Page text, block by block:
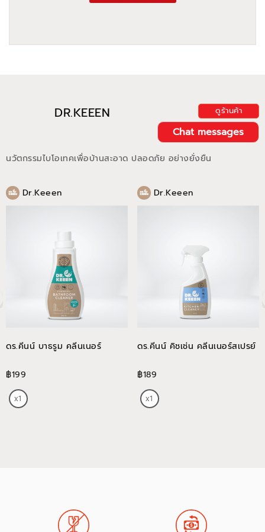
DR.KEEEN ดูร้านค้า
Chat messages
นวัตกรรมไบโอเทคเพื่อบ้านสะอาด ปลอดภัย อย่างยั่งยืน
Dr.Keeen
ดร.คีนน์ บาธรูม คลีนเนอร์
฿199
Dr.Keeen
ดร.คีนน์ คิชเช่น คลีนเนอร์สเปรย์
฿189